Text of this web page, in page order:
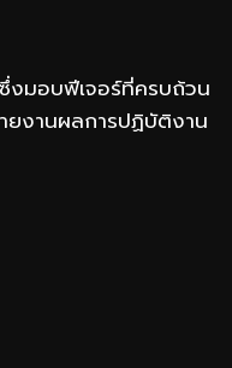
งมอบฟีเจอร์ที่ครบถ้วน
ยงานผลการปฏิบัติงาน